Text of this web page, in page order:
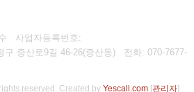
사업자등록번호:
구 증산로9길 46-26(증산동) 전화: 070-7677-
reserved. Created by Yescall.com [관리자]